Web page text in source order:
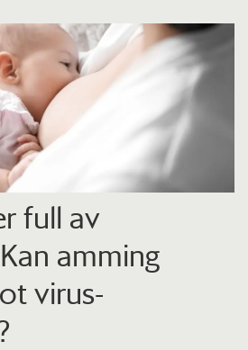
full av
amming
virus-